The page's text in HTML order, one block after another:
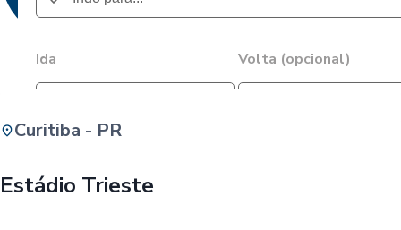
Ida Volta (opcional)
Curitiba - PR
Estádio Trieste